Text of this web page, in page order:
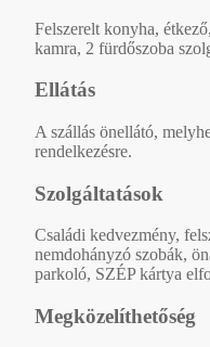
Felszerelt konyha,
kamra, 2 fürdőszoba
Ellátás
A szállás önellátó,
rendelkezésre.
Szolgáltatások
Családi kedvezmény,
nemdohányzó szobák,
parkoló, SZÉP kártya
Megközelíthetőség